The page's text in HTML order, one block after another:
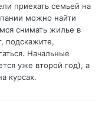
приехать семьей на
можно найти
снимать жилье в
подскажите,
Начальные
уже второй год), а
курсах.